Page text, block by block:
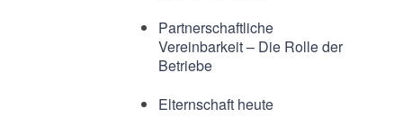
Partnerschaftliche
Vereinbarkeit – Die Rolle der
Betriebe
Elternschaft heute